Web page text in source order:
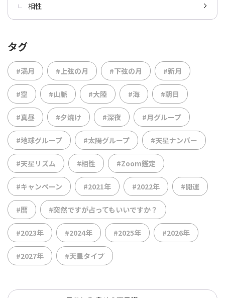
相性
タグ
#満月 #上弦の月 #下弦の月 #新月
#空 #山脈 #大陸 #海 #朝日
#真昼 #夕焼け #深夜 #月グループ
#地球グループ #太陽グループ #天星ナンバー
#天星リズム #相性 #Zoom鑑定
#キャンペーン #2021年 #2022年 #開運
#暦 #突然ですが占ってもいいですか？
#2023年 #2024年 #2025年 #2026年
#2027年 #天星タイプ